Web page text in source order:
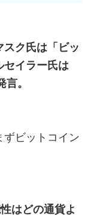
スク氏は「ビッ
セイラー氏は
。
ずビットコイン
はどの通貨よ